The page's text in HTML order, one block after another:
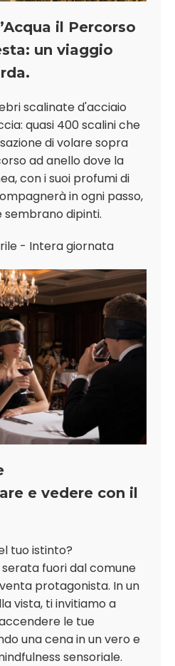
il Percorso
un viaggio
scalinate d'acciaio
quasi 400 scalini che
di volare sopra
ad anello dove la
con i suoi profumi di
in ogni passo,
dipinti.
- Intera giornata
e vedere con il
tuo istinto?
fuori dal comune
protagonista. In un
vista, ti invitiamo a
le tue
una cena in un vero e
sensoriale.